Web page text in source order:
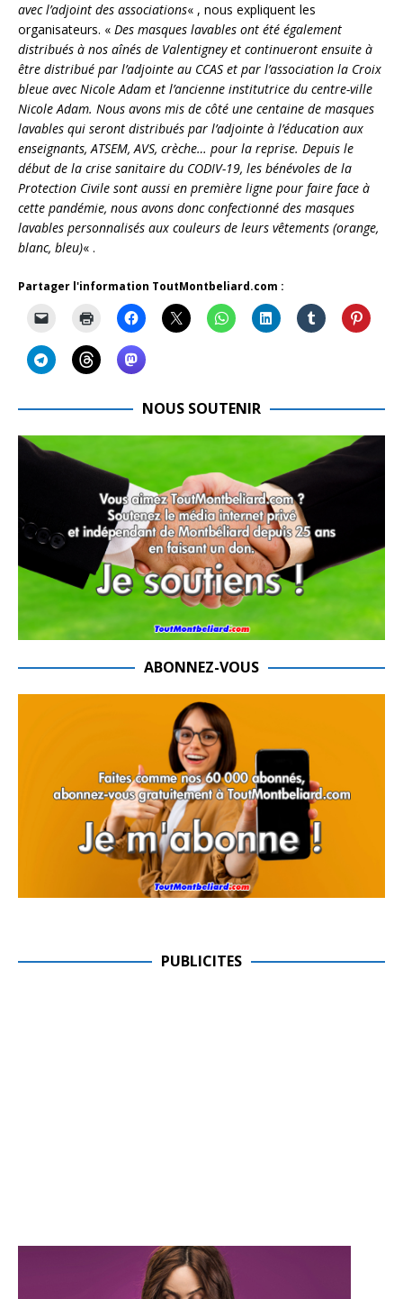
avec l’adjoint des associations« , nous expliquent les
organisateurs. « Des masques lavables ont été également
distribués à nos aînés de Valentigney et continueront ensuite à
être distribué par l’adjointe au CCAS et par l’association la Croix
bleue avec Nicole Adam et l’ancienne institutrice du centre-ville
Nicole Adam. Nous avons mis de côté une centaine de masques
lavables qui seront distribués par l’adjointe à l’éducation aux
enseignants, ATSEM, AVS, crèche… pour la reprise. Depuis le
début de la crise sanitaire du CODIV-19, les bénévoles de la
Protection Civile sont aussi en première ligne pour faire face à
cette pandémie, nous avons donc confectionné des masques
lavables personnalisés aux couleurs de leurs vêtements (orange,
blanc, bleu)« .
Partager l'information ToutMontbeliard.com :
NOUS SOUTENIR
ABONNEZ-VOUS
PUBLICITES